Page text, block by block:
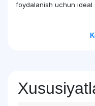
foydalanish uchun ideal